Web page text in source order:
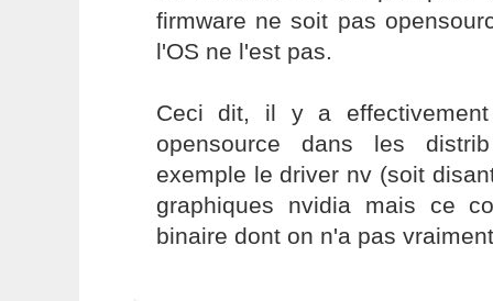
firmware ne soit pas
l'OS ne l'est pas.
Ceci dit, il y a
opensource dans les
exemple le driver nv (soit
graphiques nvidia mais ce
binaire dont on n'a pas